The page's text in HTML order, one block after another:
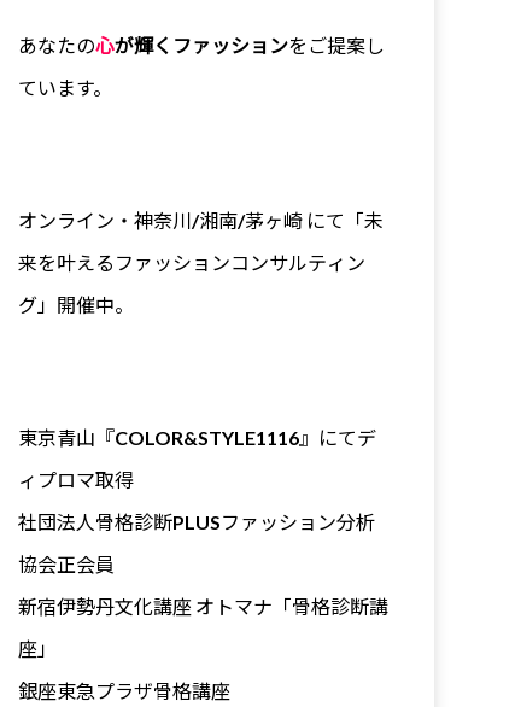
あなたの心が輝くファッションをご提案し
ています。
オンライン・神奈川/湘南/茅ヶ崎 にて「未
来を叶えるファッションコンサルティン
グ」開催中。
東京青山『COLOR&STYLE1116』にてデ
ィプロマ取得
社団法人骨格診断PLUSファッション分析
協会正会員
新宿伊勢丹文化講座 オトマナ「骨格診断講
座」
銀座東急プラザ骨格講座